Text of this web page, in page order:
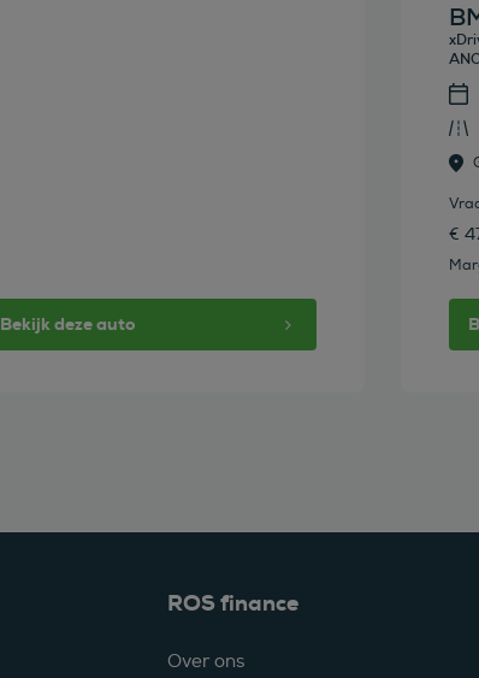
Bekijk deze auto
€
ROS finance
Over ons